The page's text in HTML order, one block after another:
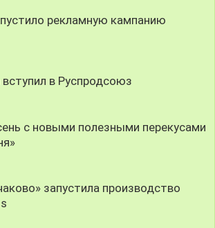
рекламную кампанию
вступил в Руспродсоюз
с новыми полезными перекусами
запустила производство